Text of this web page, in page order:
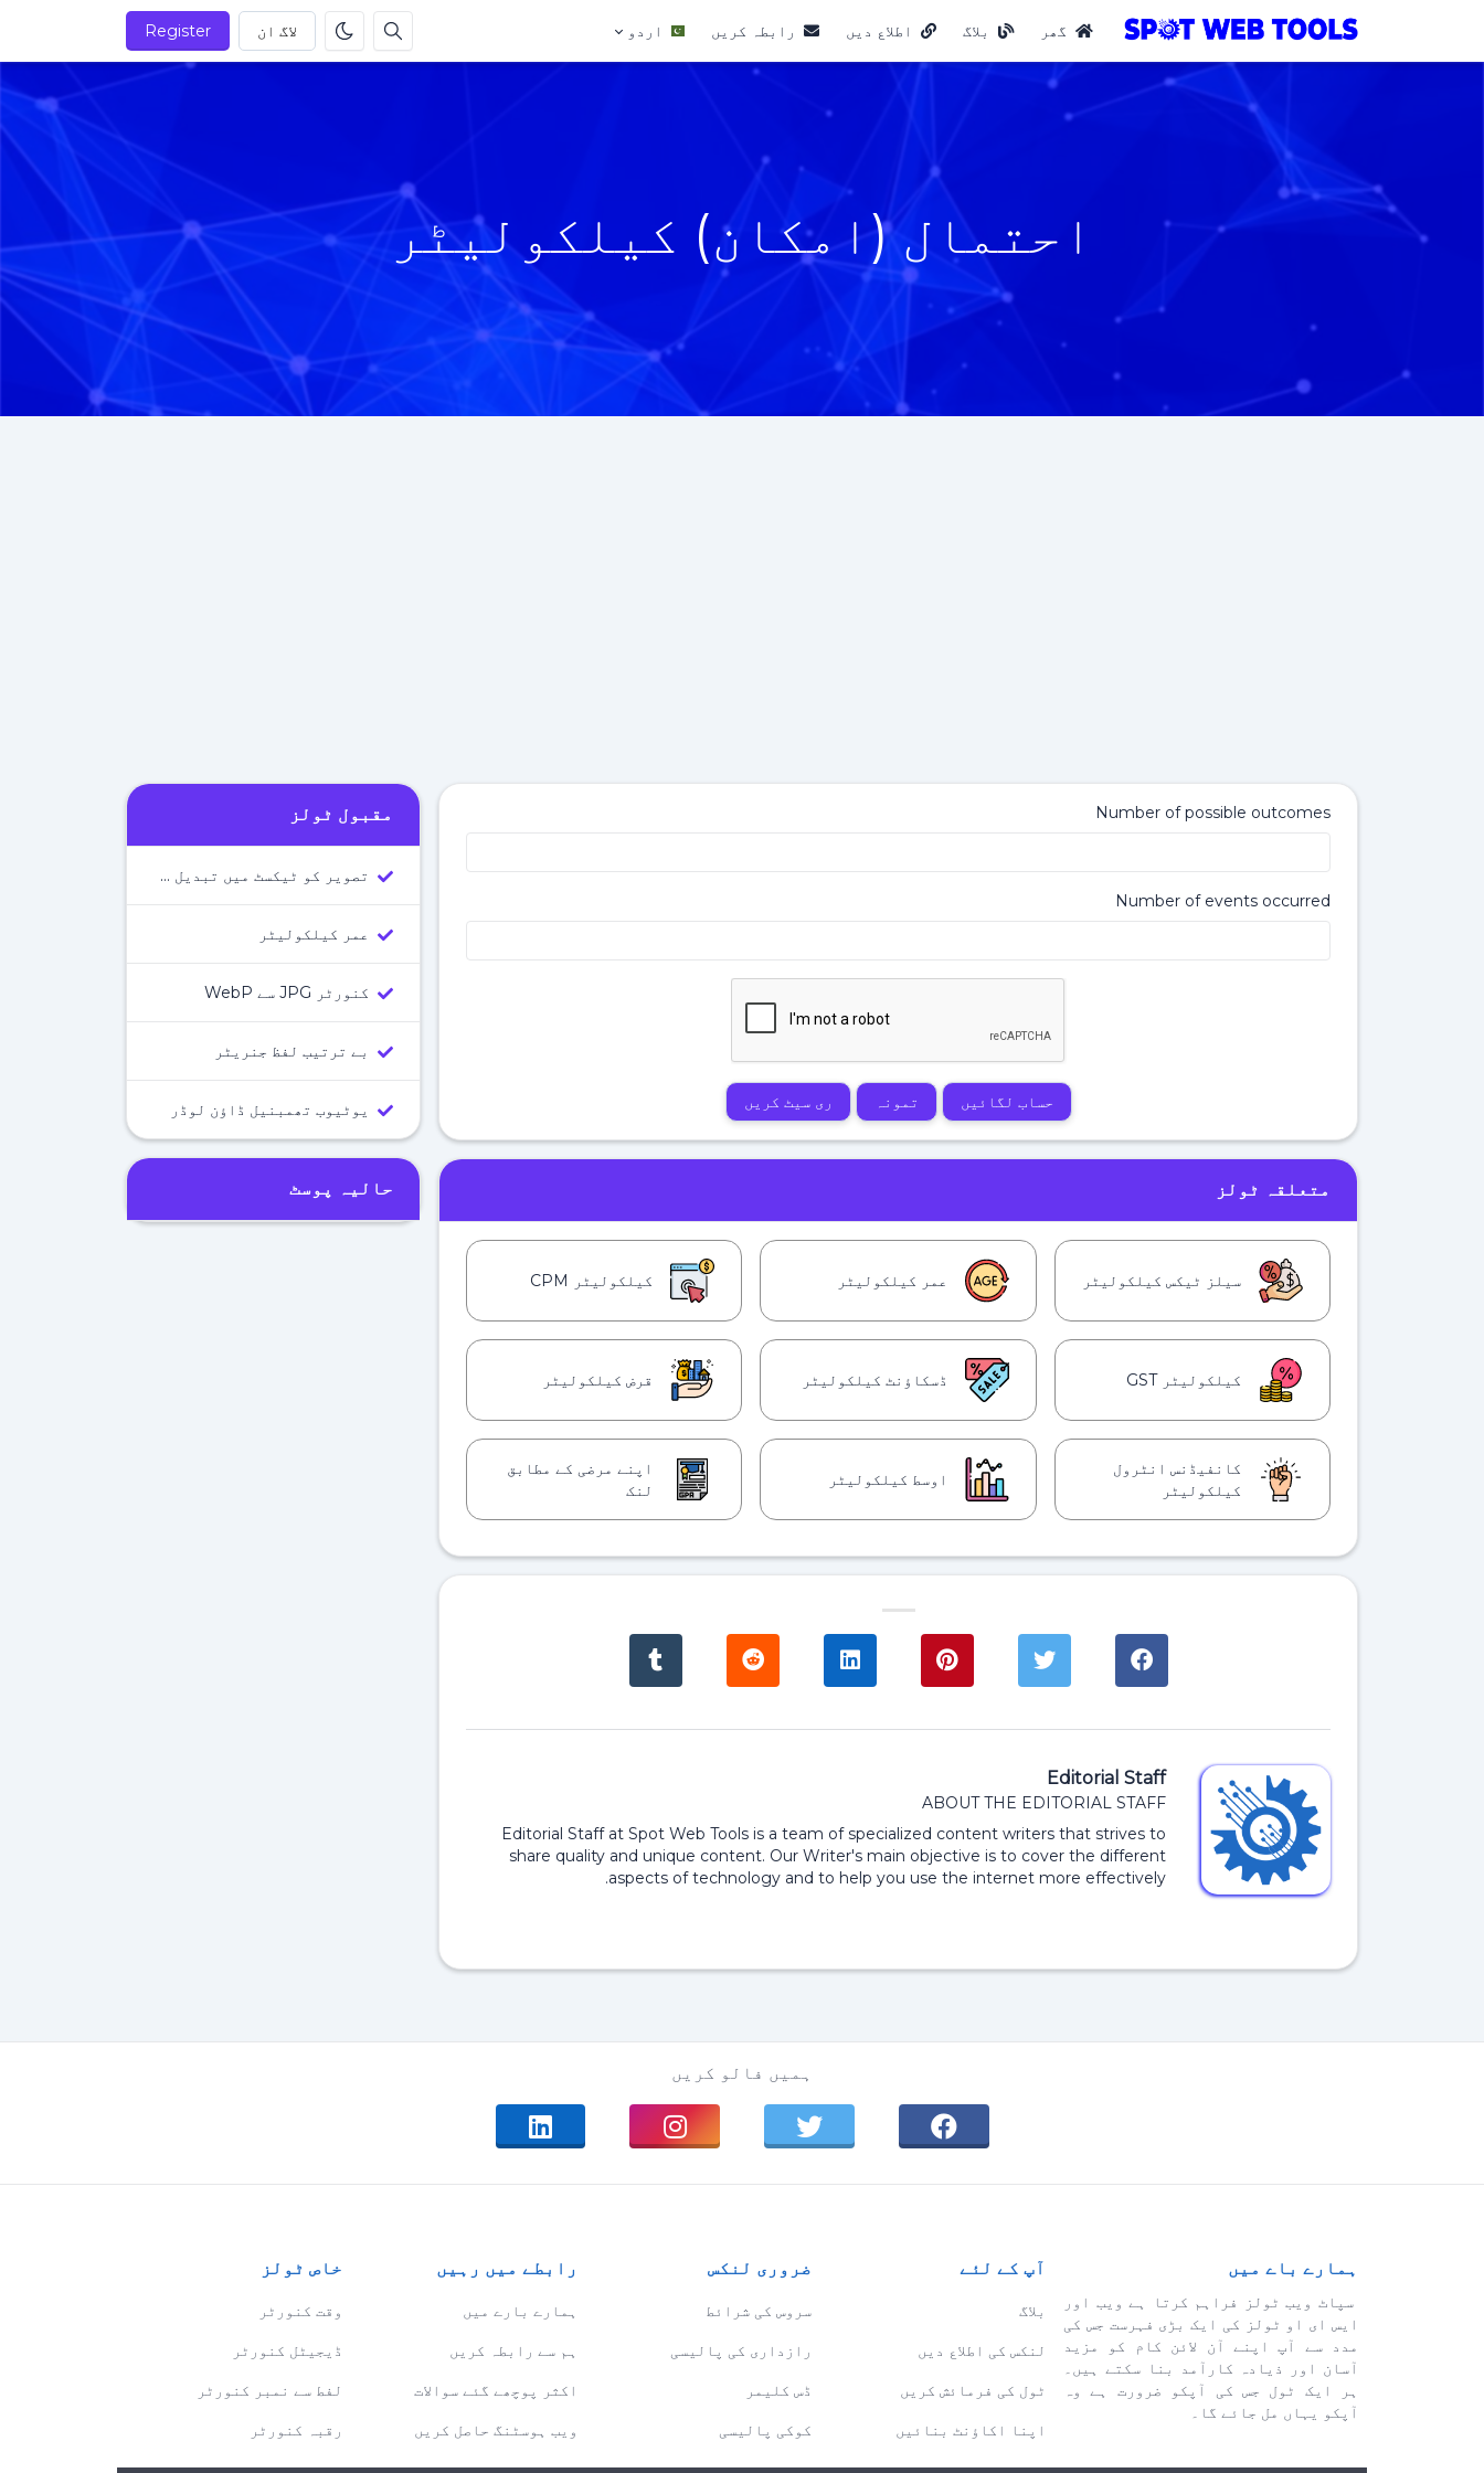
لاگ ان Register گھر بلاگ اطلاع دیں رابطہ کریں اردو
احتمال (امکان) کیلکولیٹر
Number of possible outcomes
Number of events occurred
حساب لگائیں تمونہ ری سیٹ کریں
متعلقہ ٹولز
سیلز ٹیکس کیلکولیٹر عمر کیلکولیٹر کیلکولیٹر CPM
کیلکولیٹر GST ڈسکاؤنٹ کیلکولیٹر قرض کیلکولیٹر
کانفیڈنس انٹرول
کیلکولیٹر
اوسط کیلکولیٹر
اپنے مرضی کے مطابق
لنک
Editorial Staff
ABOUT THE EDITORIAL STAFF
Editorial Staff at Spot Web Tools is a team of specialized content writers that strives to
share quality and unique content. Our Writer's main objective is to cover the different
aspects of technology and to help you use the internet more effectively.
مقبول ٹولز
تصویر کو ٹیکسٹ میں تبدیل کرنے والا ٹول
عمر کیلکولیٹر
کنورٹر JPG سے WebP
بے ترتیب لفظ جنریٹر
یوٹیوب تھمبنیل ڈاؤن لوڈر
حالیہ پوسٹ
ہمیں فالو کریں
ہمارے باے میں
سپاٹ ویب ٹولز فراہم کرتا ہے ویب اور
ایس ای او ٹولز کی ایک بڑی فہرست جس کی
مدد سے آپ اپنے آن لائن کام کو مزید
آسان اور ذیادہ کارآمد بنا سکتے ہیں۔
ہر ایک ٹول جس کی آپکو ضرورت ہے وہ
آپکو یہاں مل جائے گا۔
آپ کے لئے
بلاگ
لنکس کی اطلاع دیں
ٹول کی فرمائش کریں
اپنا اکاؤنٹ بنائیں
ضروری لنکس
سروس کی شرائط
رازداری کی پالیسی
ڈس کلیمر
کوکی پالیسی
رابطے میں رہیں
ہمارے بارے میں
ہم سے رابطہ کریں
اکثر پوچھے گئے سوالات
ویب ہوسٹنگ حاصل کریں
خاص ٹولز
وقت کنورٹر
ڈیجیٹل کنورٹر
لفط سے نمبر کنورٹر
رقبہ کنورٹر